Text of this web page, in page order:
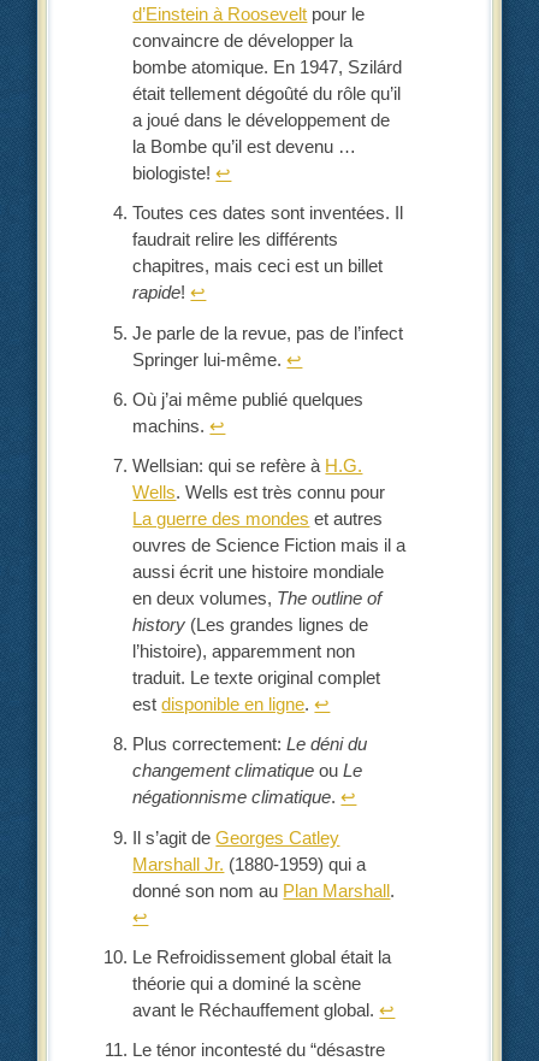
d’Einstein à Roosevelt pour le
convaincre de développer la
bombe atomique. En 1947, Szilárd
était tellement dégoûté du rôle qu’il
a joué dans le développement de
la Bombe qu’il est devenu …
biologiste!↩︎
Toutes ces dates sont inventées. Il
faudrait relire les différents
chapitres, mais ceci est un billet
rapide!↩︎
Je parle de la revue, pas de l’infect
Springer lui-même.↩︎
Où j’ai même publié quelques
machins.↩︎
Wellsian: qui se refère à H.G.
Wells. Wells est très connu pour
La guerre des mondes et autres
ouvres de Science Fiction mais il a
aussi écrit une histoire mondiale
en deux volumes, The outline of
history (Les grandes lignes de
l’histoire), apparemment non
traduit. Le texte original complet
estdisponible en ligne.↩︎
Plus correctement:Le déni du
changement climatique ouLe
négationnisme climatique.↩︎
Il s’agit deGeorges Catley
Marshall Jr. (1880-1959) qui a
donné son nom au Plan Marshall.
↩︎
Le Refroidissement global était la
théorie qui a dominé la scène
avant le Réchauffement global.↩︎
Le ténor incontesté du “désastre